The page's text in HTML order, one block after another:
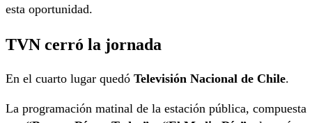
esta oportunidad.
TVN cerró la jornada
En el cuarto lugar quedó Televisión Nacional de Chile.
La programación matinal de la estación pública, compuesta